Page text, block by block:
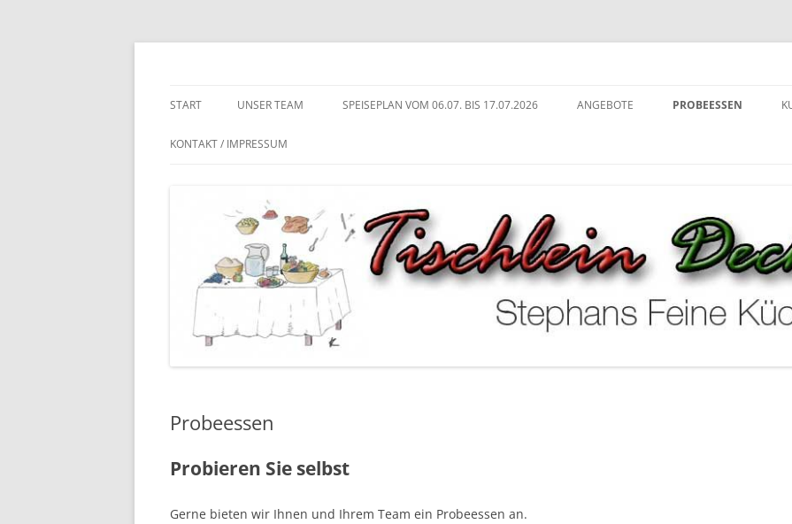
Zum
START UNSER TEAM SPEISEPLAN VOM 06.07. BIS 17.07.2026 ANGEBOTE PROBEESSEN
KONTAKT / IMPRESSUM
Probeessen
Probieren Sie selbst
Gerne bieten wir Ihnen und Ihrem Team ein Probeessen an.